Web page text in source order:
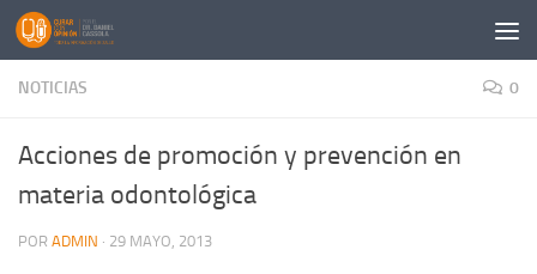
Saltar al contenido
NOTICIAS 0
Acciones de promoción y prevención en
materia odontológica
POR ADMIN · 29 MAYO, 2013